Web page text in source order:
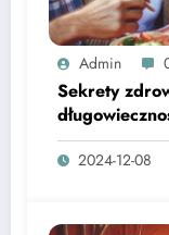
Admin
Sekrety
2024-12-08